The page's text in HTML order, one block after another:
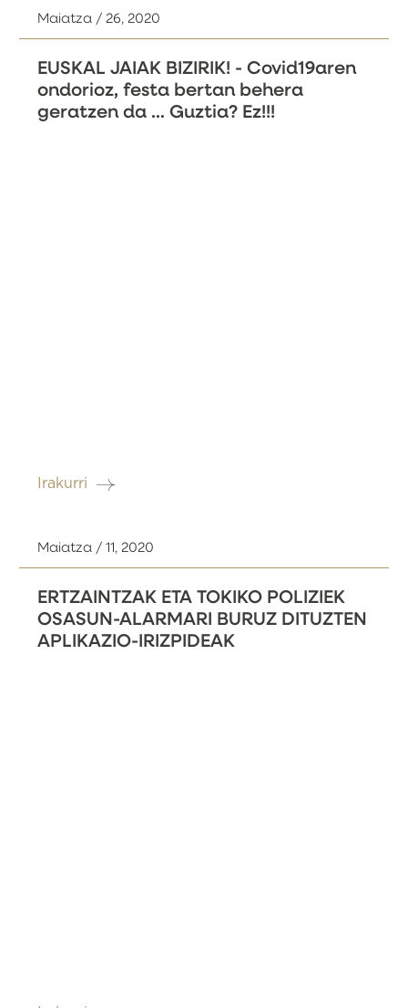
Maiatza / 26, 2020
EUSKAL JAIAK BIZIRIK! - Covid19aren
ondorioz, festa bertan behera
geratzen da ... Guztia? Ez!!!
Irakurri
Maiatza / 11, 2020
ERTZAINTZAK ETA TOKIKO POLIZIEK
OSASUN-ALARMARI BURUZ DITUZTEN
APLIKAZIO-IRIZPIDEAK